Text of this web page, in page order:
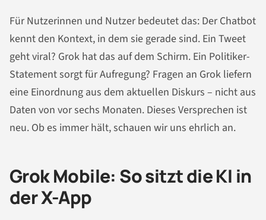
Für Nutzerinnen und Nutzer bedeutet das: Der Chatbot
kennt den Kontext, in dem sie gerade sind. Ein Tweet
geht viral? Grok hat das auf dem Schirm. Ein Politiker-
Statement sorgt für Aufregung? Fragen an Grok liefern
eine Einordnung aus dem aktuellen Diskurs – nicht aus
Daten von vor sechs Monaten. Dieses Versprechen ist
neu. Ob es immer hält, schauen wir uns ehrlich an.
Grok Mobile: So sitzt die KI in
der X-App